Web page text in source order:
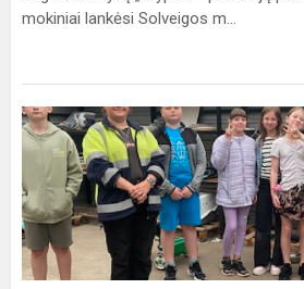
mokiniai lankėsi Solveigos m...
Išvyka
į
Kauno
regiono
atliekų
tvarkymo